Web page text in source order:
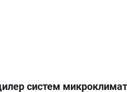
Объем бака 568 л
систем